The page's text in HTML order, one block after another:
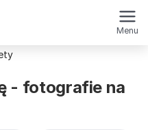
Menu
- fotografie na